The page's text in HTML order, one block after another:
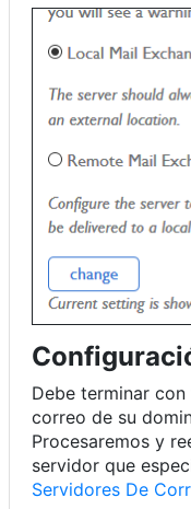
Debe terminar con
correo de su
Procesaremos y
servidor que
Servidores De